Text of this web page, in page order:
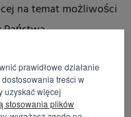
prawidłowe działanie
treści w
uzyskać więcej
stosowania plików
na temat możliwości
Mogą Państwo
niezobowiązujące